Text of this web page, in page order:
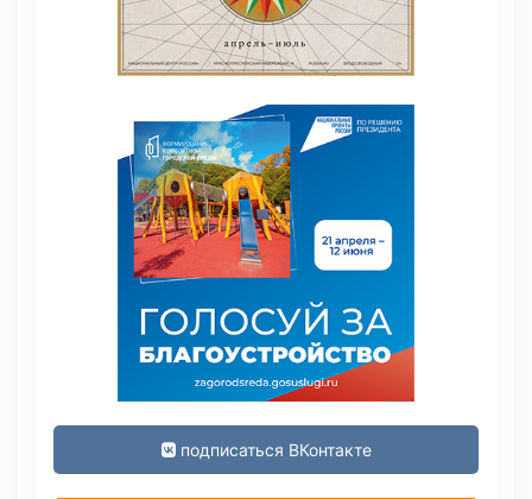
подписаться ВКонтакте